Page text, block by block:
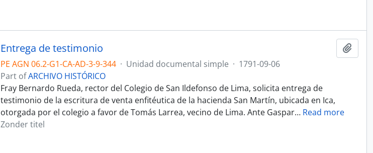
Entrega de testimonio
PE AGN 06.2-G1-CA-AD-3-9-344 · Unidad documental simple · 1791-09-06
Part ofARCHIVO HISTÓRICO
Fray Bernardo Rueda, rector del Colegio de San Ildefonso de Lima, solicita entrega de
testimonio de la escritura de venta enfitéutica de la hacienda San Martín, ubicada en Ica,
otorgada por el colegio a favor de Tomás Larrea, vecino de Lima. Ante Gaspar… Read more
Zonder titel